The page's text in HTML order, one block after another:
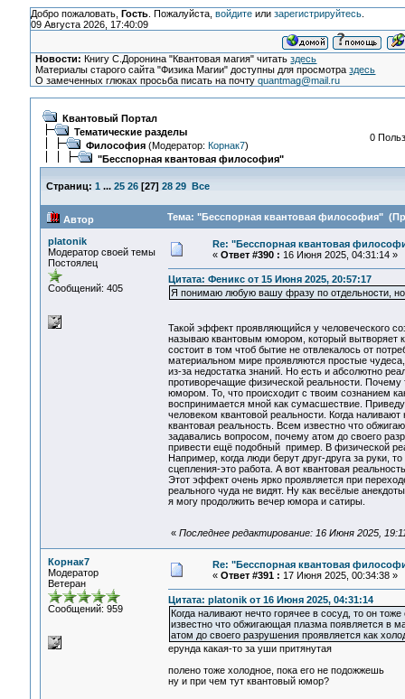
Добро пожаловать, Гость. Пожалуйста, войдитеили зарегистрируйтесь.
09 Августа 2026, 17:40:09
Новости: Книгу С.Доронина "Квантовая магия" читатьздесь
Материалы старого сайта "Физика Магии" доступны для просмотраздесь
О замеченных глюках просьба писать на почтуquantmag@mail.ru
Квантовый Портал
Тематические разделы
Философия(Модератор: Корнак7)
"Бесспорная квантовая философия"
0
Страниц: 1 ... 25 26[27] 28 29 Все
Автор Тема: "Бесспорная квантовая философия"
platonik
Модератор своей темы
Постоялец
Сообщений: 405
Re: "Бесспорная квантовая
« Ответ #390 : 16 Июня 2025, 04:31:14 »
Цитата: Феникс от 15 Июня 2025, 20:57:17
Я понимаю любую вашу фразу по отдельности,
Такой эффект проявляющийся у человеческого
называю квантовым юмором, который вытворяет
состоит в том чтоб бытие не отвлекалось от
материальном мире проявляются простые
из-за недостатка знаний. Но есть и абсолютно
противоречащие физической реальности.
юмором. То, что происходит с твоим сознанием
воспринимается мной как сумасшествие.
человеком квантовой реальности. Когда
квантовая реальность. Всем известно что
задавались вопросом, почему атом до своего
привести ещё подобный пример. В физической
Например, когда люди берут друг-друга за руки,
сцепления-это работа. А вот квантовая
Этот эффект очень ярко проявляется при
реального чуда не видят. Ну как весёлые
я могу продолжить вечер юмора и сатиры.
« Последнее редактирование: 16 Июня 2025,
Корнак7
Модератор
Ветеран
Сообщений: 959
Re: "Бесспорная квантовая
« Ответ #391 : 17 Июня 2025, 00:34:38 »
Цитата: platonik от 16 Июня 2025, 04:31:14
Когда наливают нечто горячее в сосуд, то он
известно что обжигающая плазма появляется в
атом до своего разрушения проявляется как
ерунда какая-то за уши притянутая
полено тоже холодное, пока его не подожжешь
ну и при чем тут квантовый юмор?